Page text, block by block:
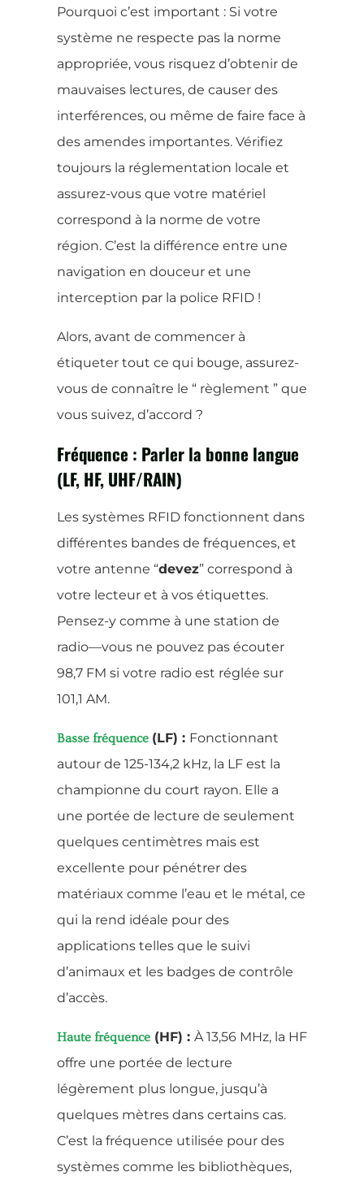
Pourquoi c’est important : Si votre
système ne respecte pas la norme
appropriée, vous risquez d’obtenir de
mauvaises lectures, de causer des
interférences, ou même de faire face à
des amendes importantes. Vérifiez
toujours la réglementation locale et
assurez-vous que votre matériel
correspond à la norme de votre
région. C’est la différence entre une
navigation en douceur et une
interception par la police RFID !
Alors, avant de commencer à
étiqueter tout ce qui bouge, assurez-
vous de connaître le “ règlement ” que
vous suivez, d’accord ?
Fréquence : Parler la bonne langue
(LF, HF, UHF/RAIN)
Les systèmes RFID fonctionnent dans
différentes bandes de fréquences, et
votre antenne “devez” correspond à
votre lecteur et à vos étiquettes.
Pensez-y comme à une station de
radio—vous ne pouvez pas écouter
98,7 FM si votre radio est réglée sur
101,1 AM.
Basse fréquence (LF) : Fonctionnant
autour de 125-134,2 kHz, la LF est la
championne du court rayon. Elle a
une portée de lecture de seulement
quelques centimètres mais est
excellente pour pénétrer des
matériaux comme l’eau et le métal, ce
qui la rend idéale pour des
applications telles que le suivi
d’animaux et les badges de contrôle
d’accès.
Haute fréquence (HF) : À 13,56 MHz, la HF
offre une portée de lecture
légèrement plus longue, jusqu’à
quelques mètres dans certains cas.
C’est la fréquence utilisée pour des
systèmes comme les bibliothèques,